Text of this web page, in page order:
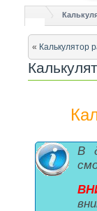
« Калькулятор
В